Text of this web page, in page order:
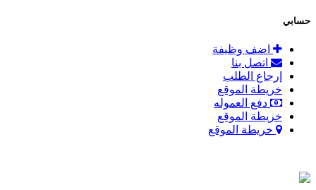
حسابي
اضف وظيفة
اتصل بنا
إرجاع الطلب
خريطة الموقع
دفع العموله
خريطة الموقع
خريطة الموقع